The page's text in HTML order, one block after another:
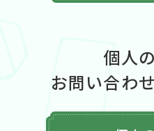
個人
お問い合わ